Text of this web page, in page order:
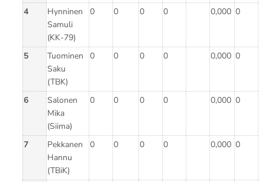
4
Hynninen
Samuli
(KK-79)
0 0 0 0 0,000 0
5
Tuominen
Saku
(TBK)
0 0 0 0 0,000 0
6
Salonen
Mika
(Siima)
0 0 0 0 0,000 0
7
Pekkanen
Hannu
(TBiK)
0 0 0 0 0,000 0